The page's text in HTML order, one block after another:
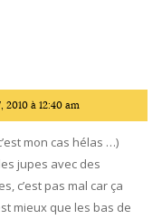
2010 à 12:40 am
mon cas hélas …)
jupes avec des
c’est pas mal car ça
mieux que les bas de